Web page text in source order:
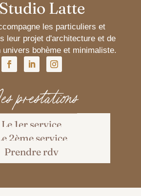
Latte
les particuliers et
leur projet d'architecture et de
univers bohème et minimaliste.
prestations
Le 1er service
2ème service
Prendre rdv